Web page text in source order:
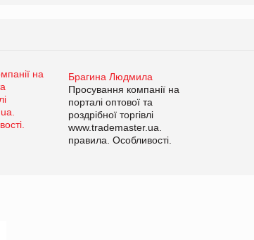
Брагина Людмила
Просування компанії на
порталі оптової та
роздрібної торгівлі
www.trademaster.ua.
правила. Особливості.